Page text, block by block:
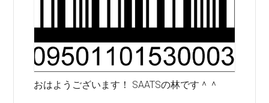
おはようございます！ SAATSの林です＾＾